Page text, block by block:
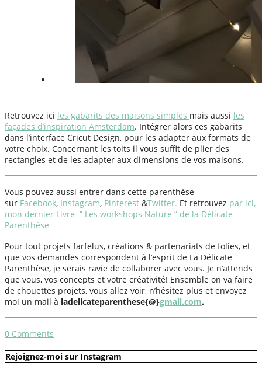
Retrouvez ici les gabarits des maisons simples mais aussi les
façades d’inspiration Amsterdam. Intégrer alors ces gabarits
dans l’interface Cricut Design, pour les adapter aux formats de
votre choix. Concernant les toits il vous suffit de plier des
rectangles et de les adapter aux dimensions de vos maisons.
Vous pouvez aussi entrer dans cette parenthèse
sur Facebook, Instagram, Pinterest &Twitter. Et retrouvez par ici,
mon dernier Livre ” Les workshops Nature ” de la Délicate
Parenthèse
Pour tout projets farfelus, créations & partenariats de folies, et
que vos demandes correspondent à l’esprit de La Délicate
Parenthèse, je serais ravie de collaborer avec vous. Je n’attends
que vous, vos concepts et votre créativité! Ensemble on va faire
de chouettes projets, vous allez voir, n’hésitez plus et envoyez
moi un mail à ladelicateparenthese{@}gmail.com.
0 Comments
Rejoignez-moi sur Instagram